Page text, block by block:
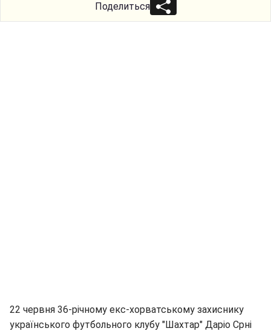
Поделиться
22 червня 36-річному екс-хорватському захиснику
українського футбольного клубу "Шахтар" Даріо Срні